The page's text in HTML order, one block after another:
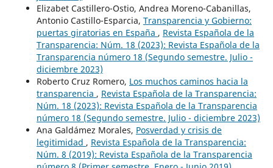
Elizabet Castillero-Ostio, Andrea Moreno-Cabanillas,
Antonio Castillo-Esparcia, Transparencia y Gobierno:
puertas giratorias en España , Revista Española de la
Transparencia: Núm. 18 (2023): Revista Española de la
Transparencia número 18 (Segundo semestre. Julio -
diciembre 2023)
Roberto Cruz Romero, Los muchos caminos hacia la
transparencia , Revista Española de la Transparencia:
Núm. 18 (2023): Revista Española de la Transparencia
número 18 (Segundo semestre. Julio - diciembre 2023)
Ana Galdámez Morales, Posverdad y crisis de
legitimidad , Revista Española de la Transparencia:
Núm. 8 (2019): Revista Española de la Transparencia